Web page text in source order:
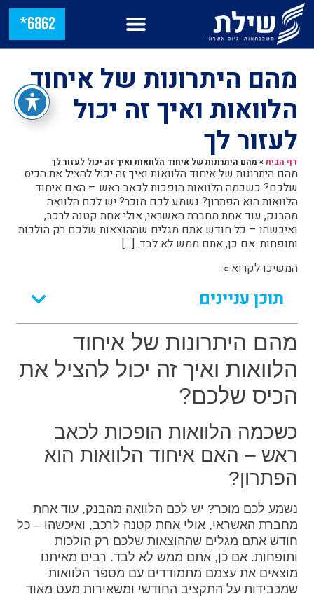
6862*
מהם היתרונות של איחוד
הלוואות ואיך זה יכול
לעזור לך
דף הבית» מהם היתרונות של איחוד הלוואות ואיך זה יכול לעזור לך
מהם היתרונות של איחוד הלוואות ואיך זה יכול להציל את הכיס
שלכם? כשכמה הלוואות הופכות לכאב ראש – האם איחוד
הלוואות הוא הפתרון? נשמע לכם מוכר? יש לכם הלוואה
מהבנק, עוד אחת מחברת האשראי, אולי אחת קטנה לרכב,
ואיכשהו – כל חודש אתם מגלים שההוצאות שלכם רק הולכות
ותופחות. אם כן, אתם ממש לא לבד. […]
המשיכו לקרוא »
תוכן עניינים
מהם היתרונות של איחוד
הלוואות ואיך זה יכול להציל את
הכיס שלכם?
כשכמה הלוואות הופכות לכאב
ראש – האם איחוד הלוואות הוא
הפתרון?
נשמע לכם מוכר? יש לכם הלוואה מהבנק, עוד אחת
מחברת האשראי, אולי אחת קטנה לרכב, ואיכשהו – כל
חודש אתם מגלים שההוצאות שלכם רק הולכות
ותופחות. אם כן, אתם ממש לא לבד. רבים מאיתנו
מוצאים את עצמם מתמודדים עם מספר הלוואות
שמכבידות על התקציב החודשי ומשאירות מעט מאוד